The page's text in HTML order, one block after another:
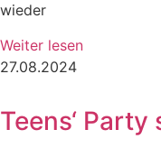
wieder
Weiter lesen
27.08.2024
Teens‘